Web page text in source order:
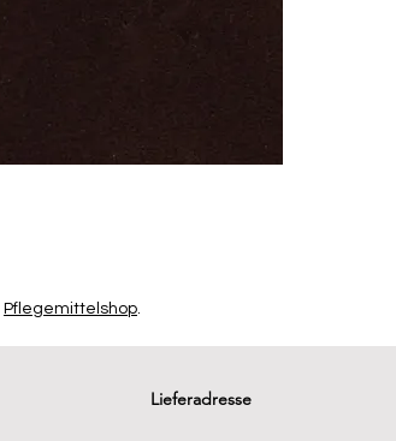
Pflegemittelshop.
Lieferadresse